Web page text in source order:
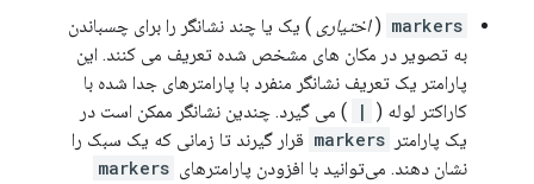
markers
(اختیاری ) یک یا چند نشانگر را برای چسباندن
به تصویر در مکان های مشخص شده تعریف می کنند. این
پارامتر یک تعریف نشانگر منفرد با پارامترهای جدا شده با
کاراکتر لوله ( |
) می گیرد. چندین نشانگر ممکن است در
یک پارامتر markers قرار گیرند تا زمانی که یک سبک را
نشان دهند. می‌توانید با افزودن پارامترهای markers